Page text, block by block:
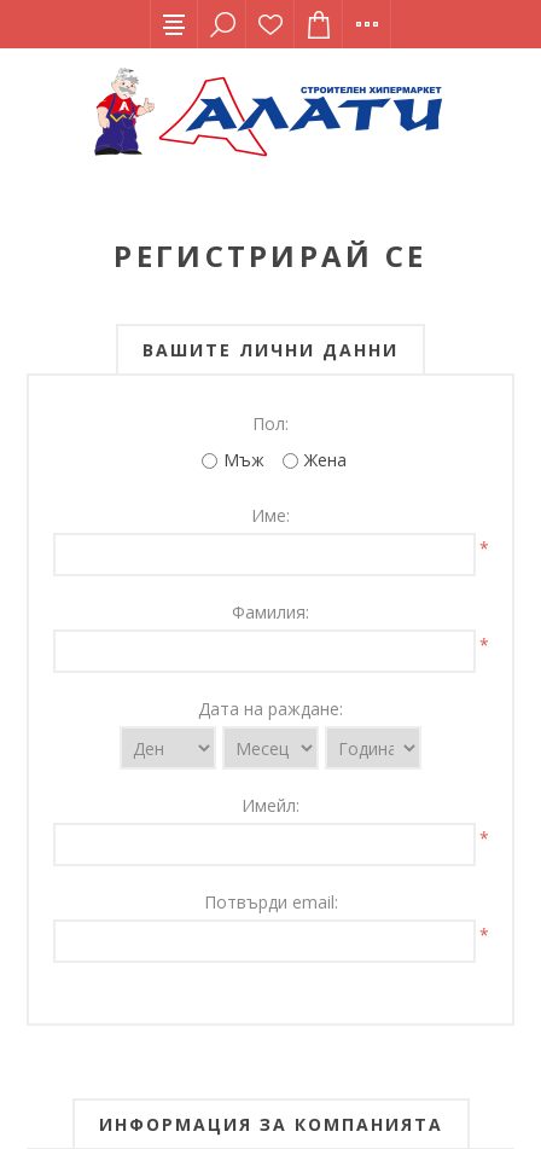
РЕГИСТРИРАЙ СЕ
ВАШИТЕ ЛИЧНИ ДАННИ
Пол:
Мъж
Жена
Име:
*
Фамилия:
*
Дата на раждане:
Имейл:
*
Потвърди email:
*
ИНФОРМАЦИЯ ЗА КОМПАНИЯТА